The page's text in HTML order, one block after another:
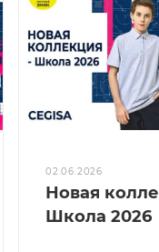
02.06.2026
Новая
Школа 2026